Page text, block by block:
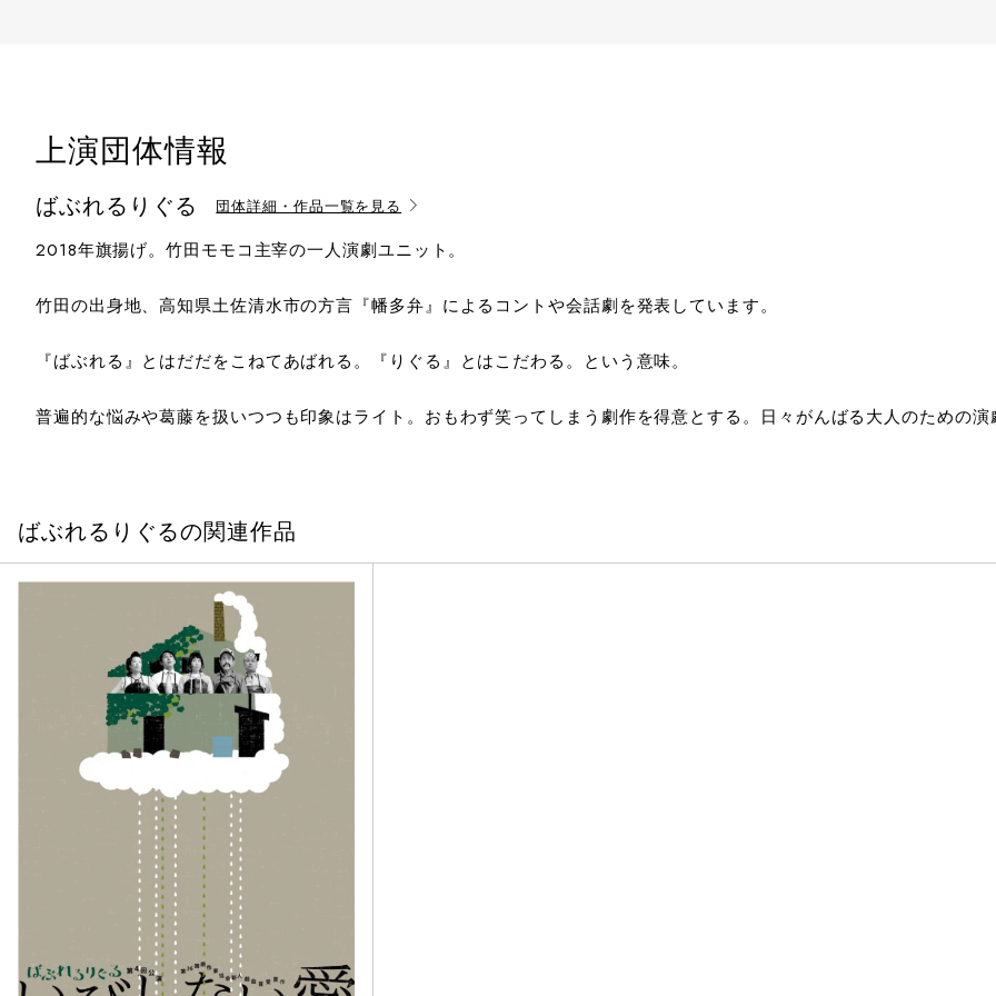
上演団体情報
ばぶれるりぐる 団体詳細・作品一覧を見る
2018年旗揚げ。竹田モモコ主宰の一人演劇ユニット。
​竹田の出身地、高知県土佐清水市の方言『幡多弁』によるコントや会話劇を発表しています。
『ばぶれる』とはだだをこねてあばれる。『りぐる』とはこだわる。という意味。
普遍的な悩みや葛藤を扱いつつも印象はライト。おもわず笑ってしまう劇作を得意とする。日々がんばる大人のための演
ばぶれるりぐるの関連作品